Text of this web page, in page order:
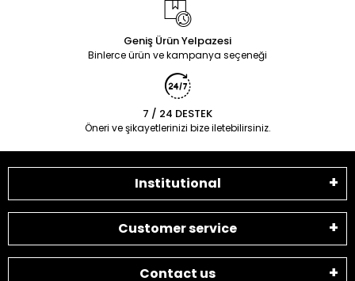
Geniş Ürün Yelpazesi
Binlerce ürün ve kampanya seçeneği
7 / 24 DESTEK
Öneri ve şikayetlerinizi bize iletebilirsiniz.
Institutional
Customer service
Contact us